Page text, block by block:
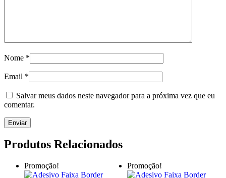
Nome *
Email *
Salvar meus dados neste navegador para a próxima vez que eu
comentar.
Produtos Relacionados
Promoção! Promoção!